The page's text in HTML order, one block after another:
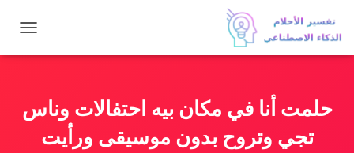
ب
ا
حلمت أنا في مكان بيه احتفالات وناس
تجي وتروح بدون موسيقى ورأيت